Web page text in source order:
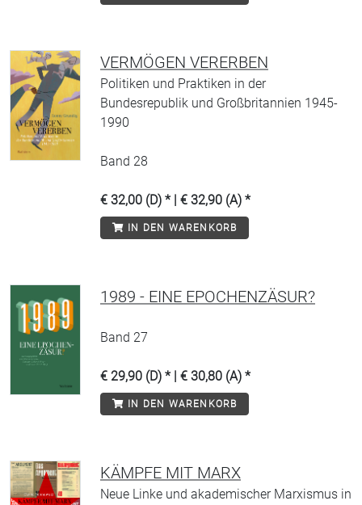
VERMÖGEN VERERBEN
Politiken und Praktiken in der
Bundesrepublik und Großbritannien 1945-
1990
Band 28
€ 32,00 (D) * | € 32,90 (A) *
IN DEN WARENKORB
1989 - EINE EPOCHENZÄSUR?
Band 27
€ 29,90 (D) * | € 30,80 (A) *
IN DEN WARENKORB
KÄMPFE MIT MARX
Neue Linke und akademischer Marxismus in